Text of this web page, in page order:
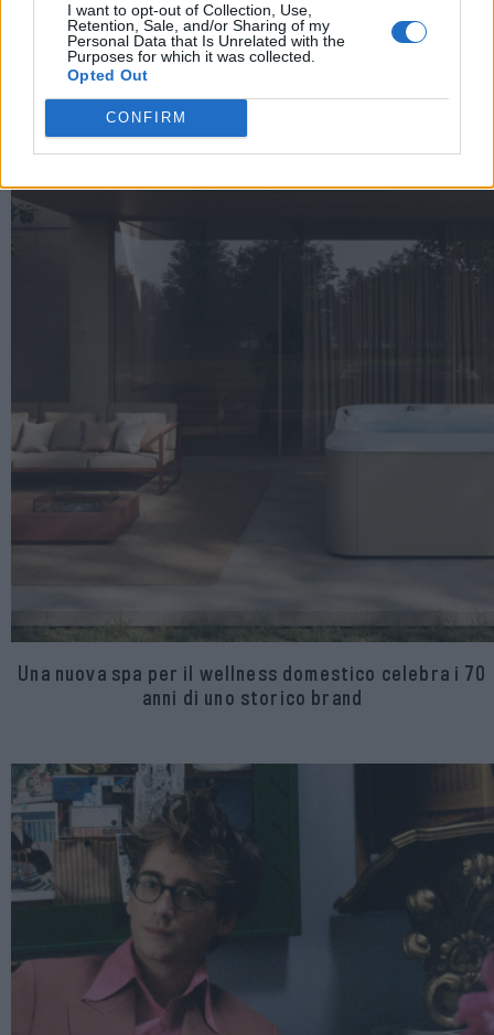
I want to opt-out of Collection, Use,
Retention, Sale, and/or Sharing of my
Personal Data that Is Unrelated with the
Purposes for which it was collected.
Opted Out
CONFIRM
Luxury Real Estate sul Lago Maggiore: domanda in
crescita del 39% nel 2026
Una nuova spa per il wellness domestico celebra i 70
anni di uno storico brand